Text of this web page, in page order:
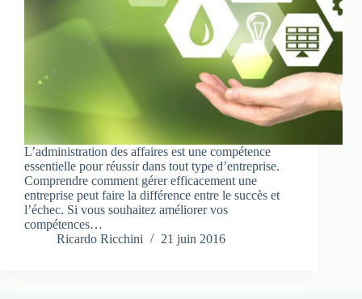
L’administration des affaires est une compétence
essentielle pour réussir dans tout type d’entreprise.
Comprendre comment gérer efficacement une
entreprise peut faire la différence entre le succès et
l’échec. Si vous souhaitez améliorer vos
compétences…
Ricardo Ricchini
21 juin 2016